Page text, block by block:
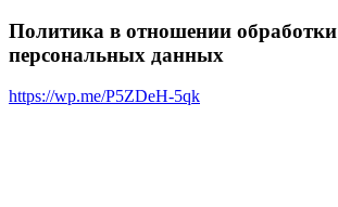
Политика в отношении обработки
персональных данных
https://wp.me/P5ZDeH-5qk